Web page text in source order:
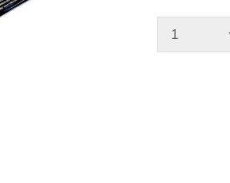
1